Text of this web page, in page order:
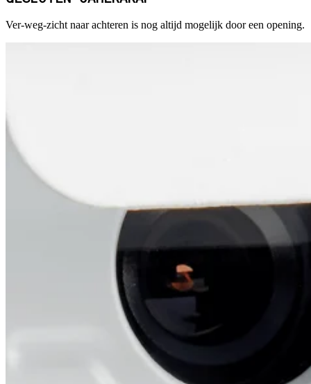
Ver-weg-zicht naar achteren is nog altijd mogelijk door een opening.